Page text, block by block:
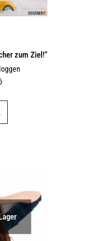
zum Ziel!“